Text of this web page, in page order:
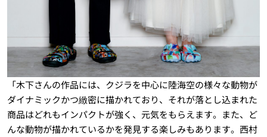
「木下さんの作品には、クジラを中心に陸海空の様々な動物が
ダイナミックかつ緻密に描かれており、それが落とし込まれた
商品はどれもインパクトが強く、元気をもらえます。また、ど
んな動物が描かれているかを発見する楽しみもあります。西村